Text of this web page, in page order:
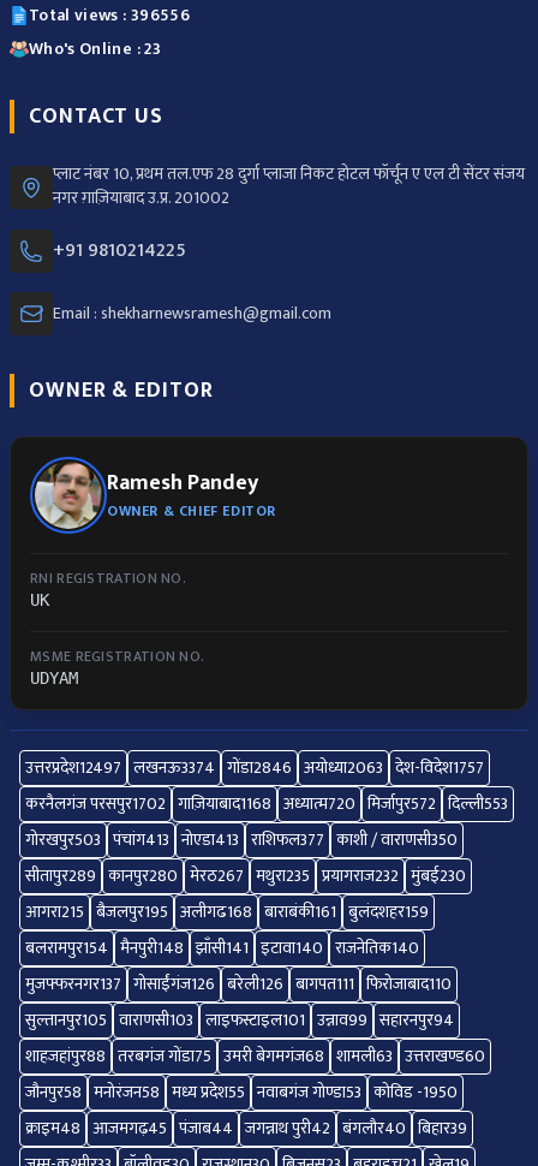
Total views : 396556
Who's Online : 23
CONTACT US
प्लाट नंबर 10, प्रथम तल.एफ 28 दुर्गा प्लाजा निकट होटल फॉर्चून ए एल टी सेंटर संजय
नगर ग़ाज़ियाबाद उ.प्र. 201002
+91 9810214225
Email : shekharnewsramesh@gmail.com
OWNER & EDITOR
Ramesh Pandey
OWNER & CHIEF EDITOR
RNI REGISTRATION NO.
UK
MSME REGISTRATION NO.
UDYAM
उत्तरप्रदेश12497 लखनऊ3374 गोंडा2846 अयोध्या2063 देश-विदेश1757
करनैलगंज परसपुर1702 गाज़ियाबाद1168 अध्यात्म720 मिर्जापुर572 दिल्ली553
गोरखपुर503 पंचांग413 नोएडा413 राशिफल377 काशी / वाराणसी350
सीतापुर289 कानपुर280 मेरठ267 मथुरा235 प्रयागराज232 मुंबई230
आगरा215 बैजलपुर195 अलीगढ168 बाराबंकी161 बुलंदशहर159
बलरामपुर154 मैनपुरी148 झाँसी141 इटावा140 राजनेतिक140
मुजफ्फरनगर137 गोसाईंगंज126 बरेली126 बागपत111 फिरोजाबाद110
सुल्तानपुर105 वाराणसी103 लाइफस्टाइल101 उन्नाव99 सहारनपुर94
शाहजहांपुर88 तरबगंज गोंडा75 उमरी बेगमगंज68 शामली63 उत्तराखण्ड60
जौनपुर58 मनोरंजन58 मध्य प्रदेश55 नवाबगंज गोण्डा53 कोविड -1950
क्राइम48 आजमगढ़45 पंजाब44 जगन्नाथ पुरी42 बंगलौर40 बिहार39